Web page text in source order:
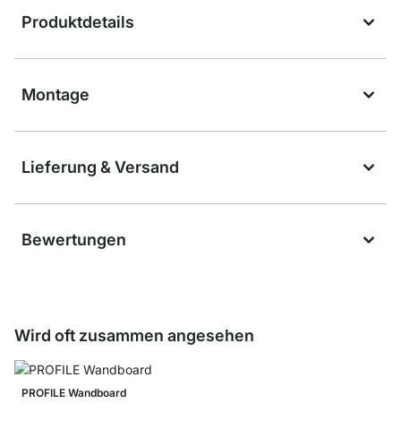
Produktdetails
Montage
Lieferung & Versand
Bewertungen
Wird oft zusammen angesehen
PROFILE Wandboard